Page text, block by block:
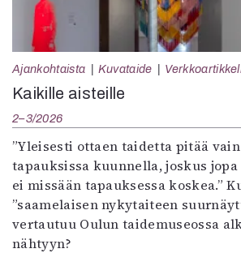
Ajankohtaista Kuvataide
Kaikille aisteille
2–3/2026
”Yleisesti ottaen taidetta pitää
tapauksissa kuunnella, joskus
ei missään tapauksessa koskea.”
”saamelaisen nykytaiteen
vertautuu Oulun taidemuseossa
nähtyyn?